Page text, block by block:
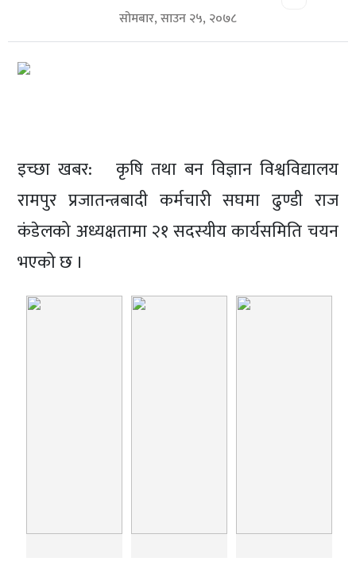
रोचक
युनिकोड
सोमबार, साउन २५, २०७८
इच्छा खबर: कृषि तथा बन विज्ञान विश्वविद्यालय
रामपुर प्रजातन्त्रबादी कर्मचारी सघमा ढुण्डी राज
कंडेलको अध्यक्षतामा २१ सदस्यीय कार्यसमिति चयन
भएको छ ।